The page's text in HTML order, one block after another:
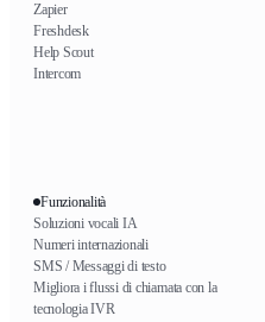
Zapier
Freshdesk
Help Scout
Intercom
Funzionalità
Soluzioni vocali IA
Numeri internazionali
SMS / Messaggi di testo
Migliora i flussi di chiamata con la
tecnologia IVR